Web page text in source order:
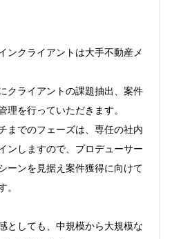
ンクライアントは大手不動産メ
クライアントの課題抽出、案件
理を行っていただきます。
までのフェーズは、専任の社内
ンしますので、プロデューサー
ーンを見据え案件獲得に向けて
。
としても、中規模から大規模な